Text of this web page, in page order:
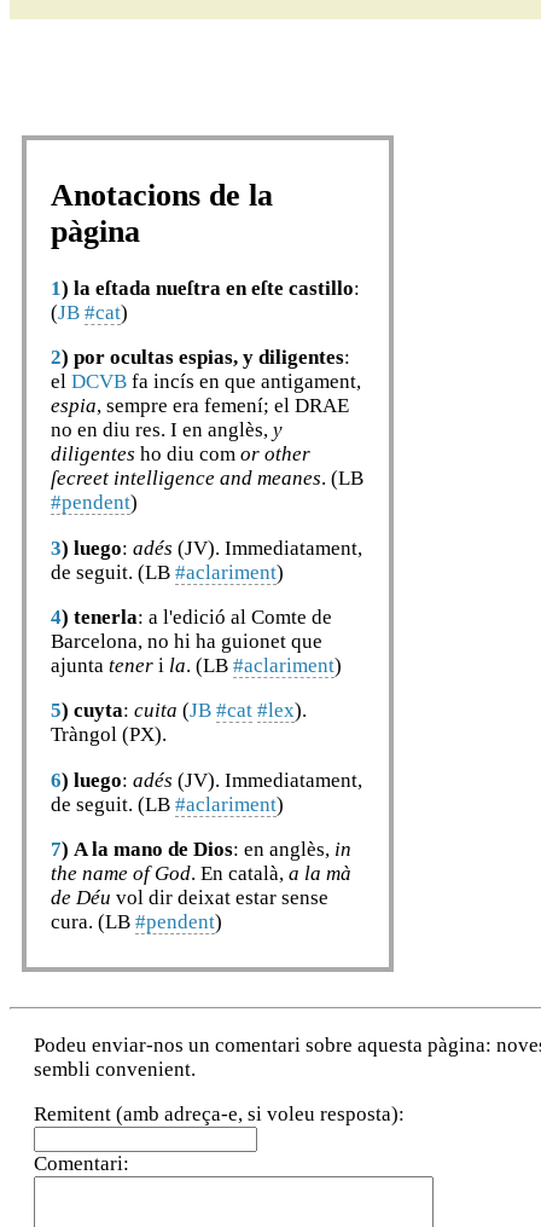
Anotacions de la
pàgina
1) la eſtada nueſtra en eſte castillo:
(JB #cat)
2) por ocultas espias, y diligentes:
el DCVB fa incís en que antigament,
espia, sempre era femení; el DRAE
no en diu res. I en anglès, y
diligentes ho diu com or other
ſecreet intelligence and meanes. (LB
#pendent)
3) luego: adés (JV). Immediatament,
de seguit. (LB #aclariment)
4) tenerla: a l'edició al Comte de
Barcelona, no hi ha guionet que
ajunta tener i la. (LB #aclariment)
5) cuyta: cuita (JB #cat #lex).
Tràngol (PX).
6) luego: adés (JV). Immediatament,
de seguit. (LB #aclariment)
7) A la mano de Dios: en anglès, in
the name of God. En català, a la mà
de Déu vol dir deixat estar sense
cura. (LB #pendent)
Podeu enviar-nos un comentari sobre aquesta pàgina:
sembli convenient.
Remitent (amb adreça-e, si voleu resposta):
Comentari: